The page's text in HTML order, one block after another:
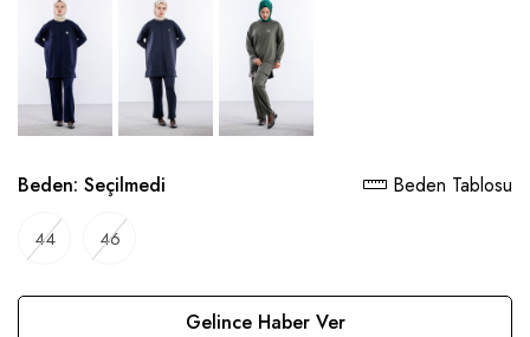
Beden: Seçilmedi Beden Tablosu
44 46
Gelince Haber Ver